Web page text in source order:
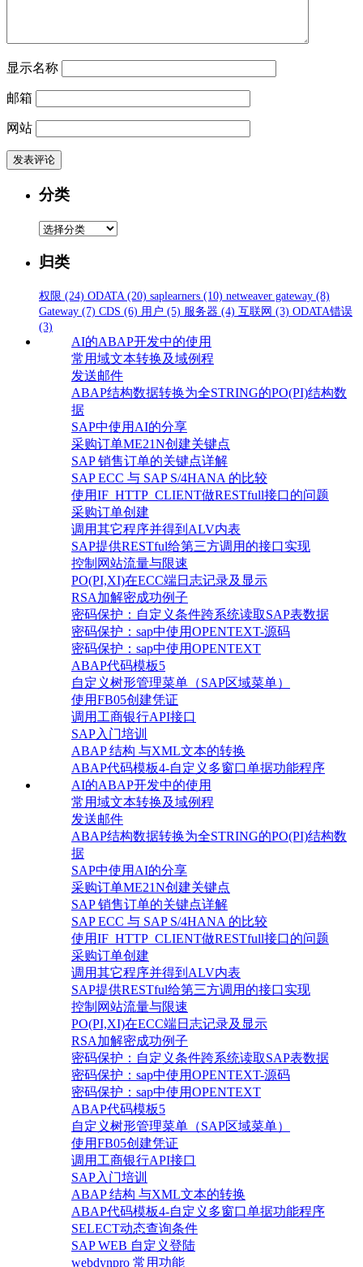
显示名称
邮箱
网站
分类
分
归类
权限 (24) ODATA (20) saplearners (10) netweaver gateway (8)
Gateway (7) CDS (6) 用户 (5) 服务器 (4) 互联网 (3) ODATA错误
(3)
AI的ABAP开发中的使用
常用域文本转换及域例程
发送邮件
ABAP结构数据转换为全STRING的PO(PI)结构数
据
SAP中使用AI的分享
采购订单ME21N创建关键点
SAP 销售订单的关键点详解
SAP ECC 与 SAP S/4HANA 的比较
使用IF_HTTP_CLIENT做RESTfull接口的问题
采购订单创建
调用其它程序并得到ALV内表
SAP提供RESTful给第三方调用的接口实现
控制网站流量与限速
PO(PI,XI)在ECC端日志记录及显示
RSA加解密成功例子
密码保护：自定义条件跨系统读取SAP表数据
密码保护：sap中使用OPENTEXT-源码
密码保护：sap中使用OPENTEXT
ABAP代码模板5
自定义树形管理菜单（SAP区域菜单）
使用FB05创建凭证
调用工商银行API接口
SAP入门培训
ABAP 结构 与XML文本的转换
ABAP代码模板4-自定义多窗口单据功能程序
AI的ABAP开发中的使用
常用域文本转换及域例程
发送邮件
ABAP结构数据转换为全STRING的PO(PI)结构数
据
SAP中使用AI的分享
采购订单ME21N创建关键点
SAP 销售订单的关键点详解
SAP ECC 与 SAP S/4HANA 的比较
使用IF_HTTP_CLIENT做RESTfull接口的问题
采购订单创建
调用其它程序并得到ALV内表
SAP提供RESTful给第三方调用的接口实现
控制网站流量与限速
PO(PI,XI)在ECC端日志记录及显示
RSA加解密成功例子
密码保护：自定义条件跨系统读取SAP表数据
密码保护：sap中使用OPENTEXT-源码
密码保护：sap中使用OPENTEXT
ABAP代码模板5
自定义树形管理菜单（SAP区域菜单）
使用FB05创建凭证
调用工商银行API接口
SAP入门培训
ABAP 结构 与XML文本的转换
ABAP代码模板4-自定义多窗口单据功能程序
SELECT动态查询条件
SAP WEB 自定义登陆
webdynpro 常用功能